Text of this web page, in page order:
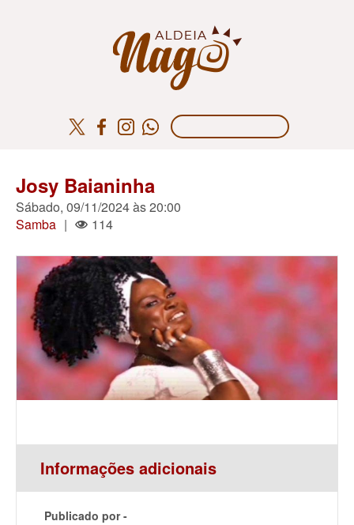
Josy Baianinha
Sábado, 09/11/2024 às 20:00
Samba | 114
Informações adicionais
Publicado por -